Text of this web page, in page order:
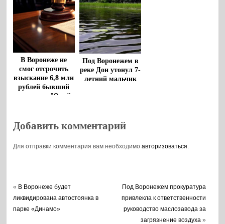
В Воронеже не
смог отсрочить
взыскание 6,8 млн
рублей бывший
чиновник Юрий
Под Воронежем в
реке Дон утонул 7-
летний мальчик
Добавить комментарий
Для отправки комментария вам необходимоавторизоваться.
« В Воронеже будет
ликвидирована автостоянка в
парке «Динамо»
Под Воронежем прокуратура
привлекла к ответственности
руководство маслозавода за
загрязнение воздуха »